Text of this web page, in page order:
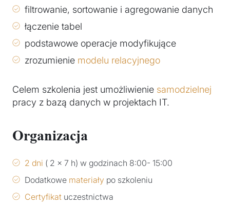
filtrowanie, sortowanie i agregowanie danych
łączenie tabel
podstawowe operacje modyfikujące
zrozumienie modelu relacyjnego
Celem szkolenia jest umożliwienie samodzielnej
pracy z bazą danych w projektach IT.
Organizacja
2 dni ( 2 x 7 h) w godzinach 8:00- 15:00
Dodatkowe materiały po szkoleniu
Certyfikat uczestnictwa